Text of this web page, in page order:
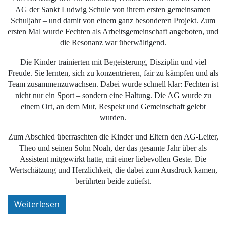
AG der Sankt Ludwig Schule von ihrem ersten gemeinsamen
Schuljahr – und damit von einem ganz besonderen Projekt. Zum
ersten Mal wurde Fechten als Arbeitsgemeinschaft angeboten, und
die Resonanz war überwältigend.
Die Kinder trainierten mit Begeisterung, Disziplin und viel
Freude. Sie lernten, sich zu konzentrieren, fair zu kämpfen und als
Team zusammenzuwachsen. Dabei wurde schnell klar: Fechten ist
nicht nur ein Sport – sondern eine Haltung. Die AG wurde zu
einem Ort, an dem Mut, Respekt und Gemeinschaft gelebt
wurden.
Zum Abschied überraschten die Kinder und Eltern den AG-Leiter,
Theo und seinen Sohn Noah, der das gesamte Jahr über als
Assistent mitgewirkt hatte, mit einer liebevollen Geste. Die
Wertschätzung und Herzlichkeit, die dabei zum Ausdruck kamen,
berührten beide zutiefst.
Weiterlesen